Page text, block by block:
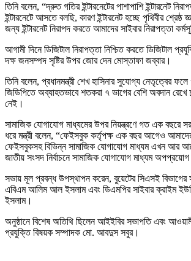
তিনি বলেন, “দ্রুত গতির ইন্টারনেটের পাশাপাশি ইন্টারনেট
ইন্টারনেটে আসতে বলছি, কারণ ইন্টারনেট হচ্ছে পৃথিবীর শ্রেষ্ঠ
জন্য ইন্টারনেট নিরাপদ করতে আমাদের সাইবার নিরাপত্তা
আগামী দিনে ডিজিটাল নিরাপত্তা নিশ্চিত করতে ডিজিটাল
দক্ষ জনসম্পদ সৃষ্টির উপর জোর দেন মোস্তাফা জব্বার।
তিনি বলেন, প্রধানমন্ত্রী শেখ হাসিনার সুযোগ্য নেতৃত্বের
জিডিপিতে অব্যাহতভাবে শতকরা ৭ ভাগের বেশি অবদান
নেই।
সামাজিক যোগাযোগ মাধ্যমের উপর নিয়ন্ত্রণে গত এক বছরে
ধরে মন্ত্রী বলেন, “ফেইসবুক কর্তৃপক্ষ এক বছর আগেও
ফেইসবুকসহ বিভিন্ন সামাজিক যোগাযোগ মাধ্যম এখন আর
জাতীয় সংসদ নির্বাচনে সামাজিক যোগাযোগ মাধ্যম
সভায় মূল প্রবন্ধ উপস্থাপন করেন, বুয়েটের সিএসই
এবিএম আলিম আল ইসলাম এবং ডিএমপির সাইবার ক্রাইম
ইসলাম।
অনুষ্ঠানে বিশেষ অতিথি ছিলেন আইইবির সভাপতি এবং
প্রযুক্তি বিষয়ক সম্পাদক মো. আবদুস সবুর।